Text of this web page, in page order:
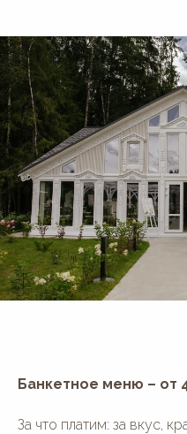
Банкетное меню – от
За что платим: за вкус,